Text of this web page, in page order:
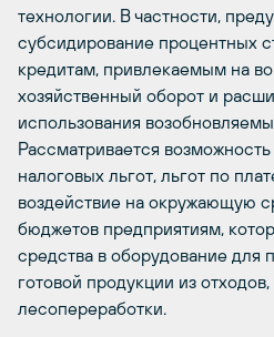
технологии. В частности,
субсидирование процентных
кредитам, привлекаемым на
хозяйственный оборот и
использования
Рассматривается
налоговых льгот, льгот по
воздействие на окружающую
бюджетов предприятиям,
средства в оборудование для
готовой продукции из
лесопереработки.